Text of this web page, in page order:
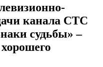
канала СТС
судьбы» –